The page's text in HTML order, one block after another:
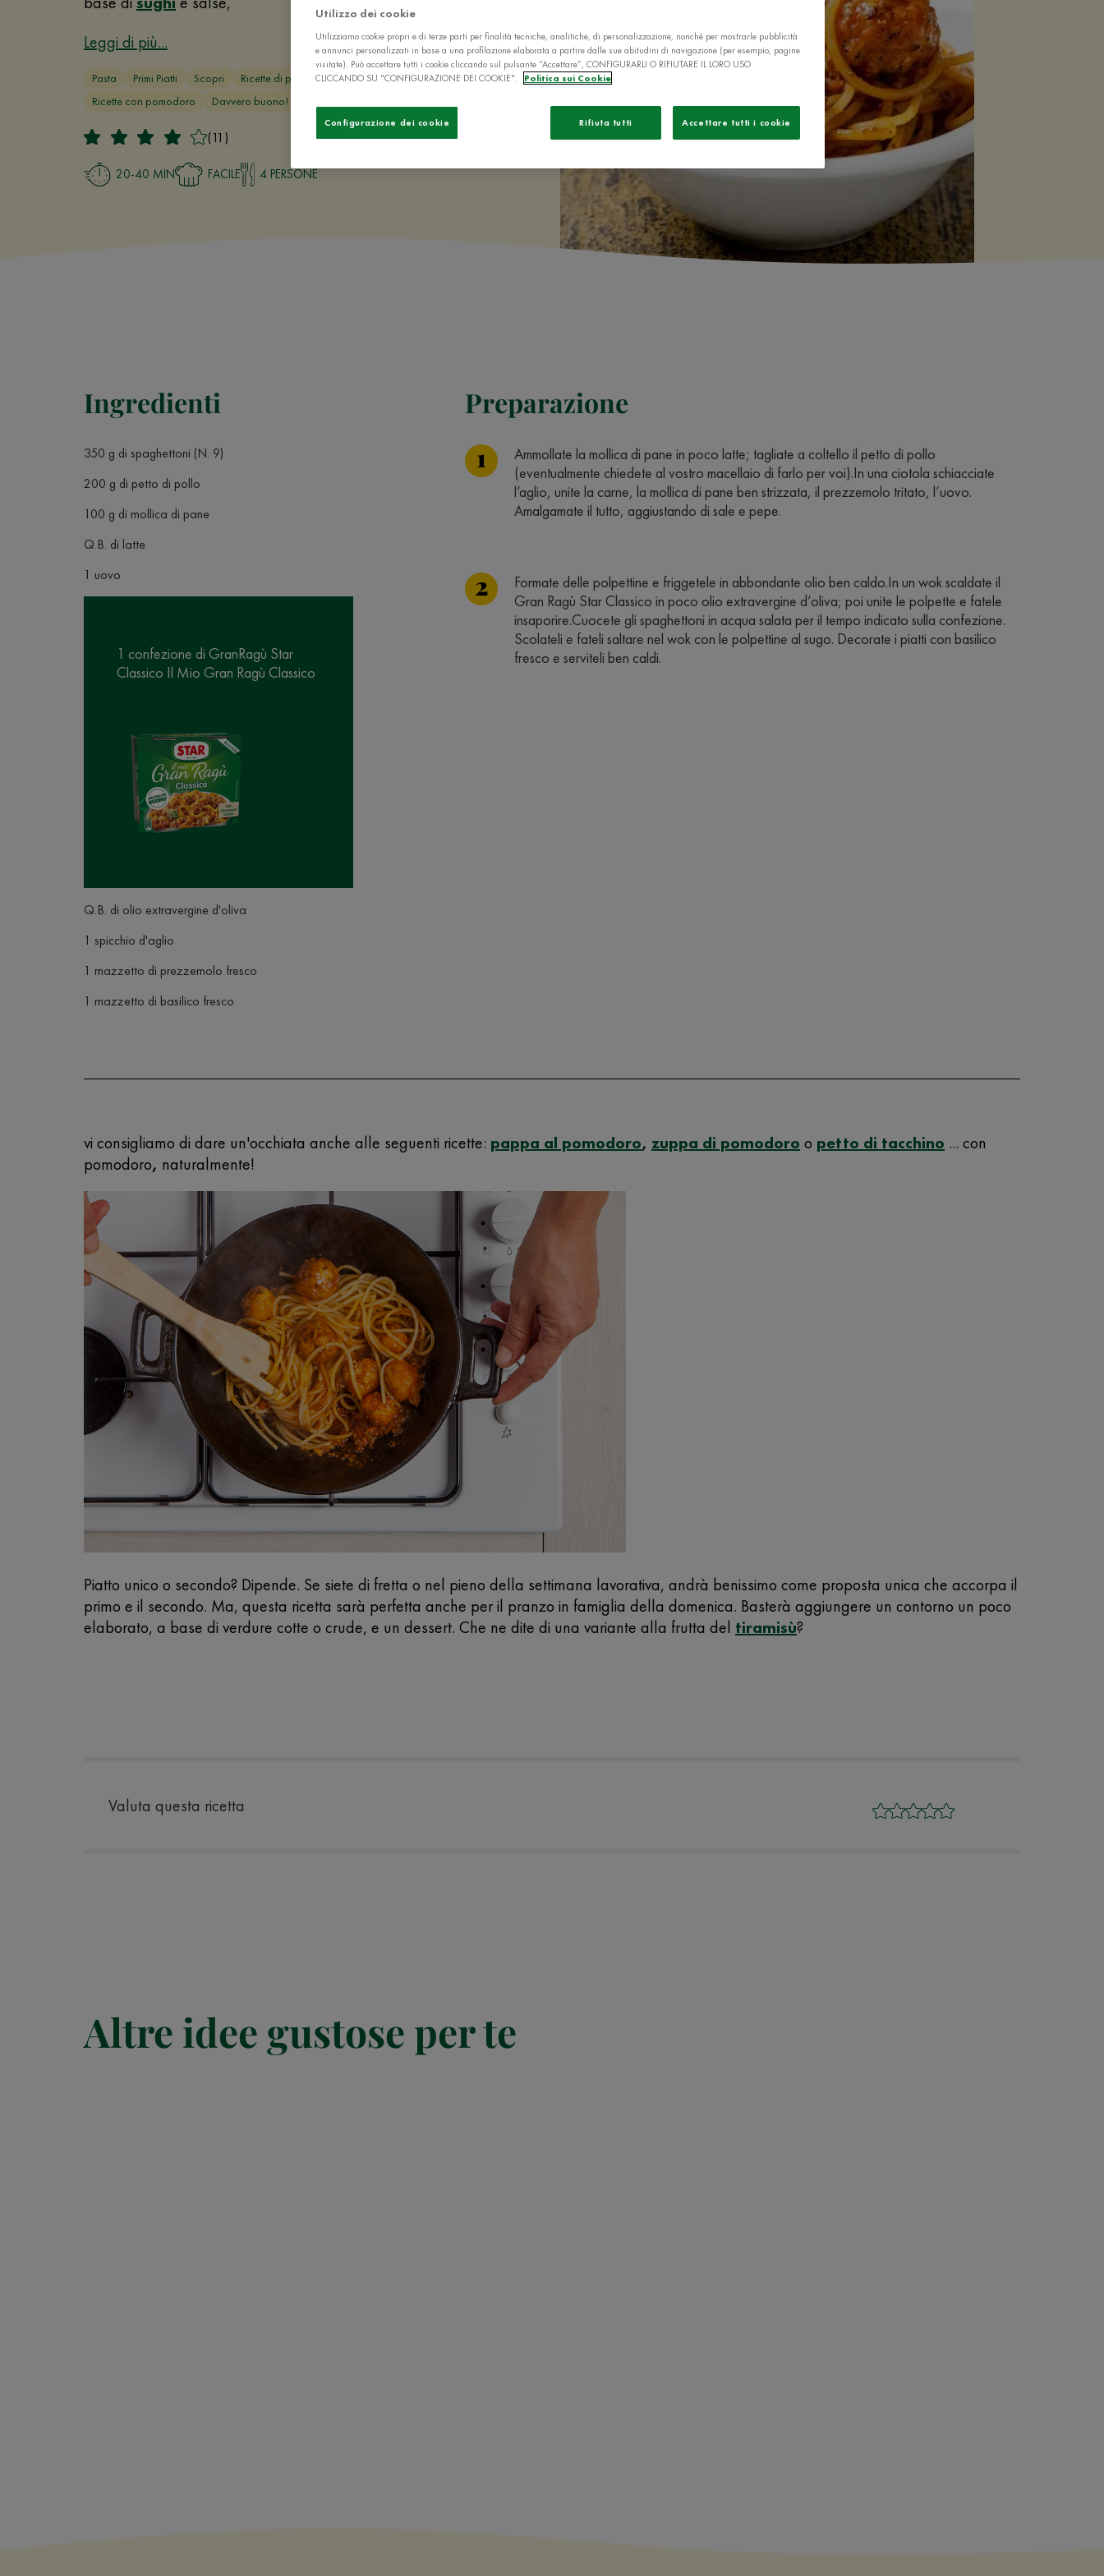
Leggi di più...
Pasta Primi Piatti Scopri Ricette di polpette
Ricette di pane
Ricette con pomodoro
Davvero buono!
(11)
20-40 MIN FACILE 4 PERSONE
Ingredienti
350 g di spaghettoni (N. 9)
200 g di petto di pollo
100 g di mollica di pane
Q.B. di latte
1 uovo
1 confezione di GranRagù Star
Classico Il Mio Gran Ragù Classico
Q.B. di olio extravergine d'oliva
1 spicchio d'aglio
1 mazzetto di prezzemolo fresco
1 mazzetto di basilico fresco
Preparazione
Ammollate la mollica di pane in poco latte; tagliate a coltello il petto di pollo
(eventualmente chiedete al vostro macellaio di farlo per voi).In una ciotola schiacciate
l’aglio, unite la carne, la mollica di pane ben strizzata, il prezzemolo tritato, l’uovo.
Amalgamate il tutto, aggiustando di sale e pepe.
Formate delle polpettine e friggetele in abbondante olio ben caldo.In un wok scaldate il
Gran Ragù Star Classico in poco olio extravergine d’oliva; poi unite le polpette e fatele
insaporire.Cuocete gli spaghettoni in acqua salata per il tempo indicato sulla confezione.
Scolateli e fateli saltare nel wok con le polpettine al sugo. Decorate i piatti con basilico
fresco e serviteli ben caldi.
vi consigliamo di dare un'occhiata anche alle seguenti ricette: pappa al pomodoro, zuppa di pomodoro o petto di tacchino ... con
pomodoro, naturalmente!
Piatto unico o secondo? Dipende. Se siete di fretta o nel pieno della settimana lavorativa, andrà benissimo come proposta unica che accorpa il
primo e il secondo. Ma, questa ricetta sarà perfetta anche per il pranzo in famiglia della domenica. Basterà aggiungere un contorno un poco
elaborato, a base di verdure cotte o crude, e un dessert. Che ne dite di una variante alla frutta del tiramisù?
Valuta questa ricetta
Altre idee gustose per te
Utilizzo dei cookie
Utilizziamo cookie propri e di terze parti per finalità tecniche, analitiche, di personalizzazione, nonché per mostrarle pubblicità
e annunci personalizzati in base a una profilazione elaborata a partire dalle sue abitudini di navigazione (per esempio, pagine
visitate). Può accettare tutti i cookie cliccando sul pulsante “Accettare”, CONFIGURARLI O RIFIUTARE IL LORO USO
CLICCANDO SU "CONFIGURAZIONE DEI COOKIE".
Politica sui Cookie
Rifiuta tutti Accettare tutti i cookie
Configurazione dei cookie